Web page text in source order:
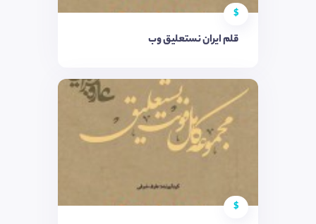
$
قلم ایران نستعلیق وب
$